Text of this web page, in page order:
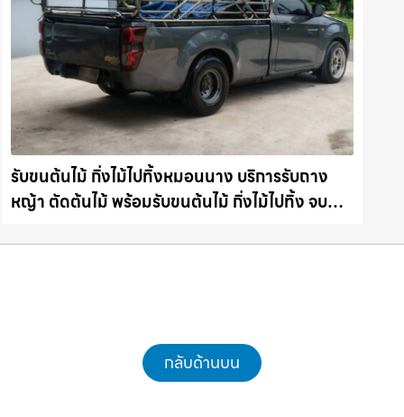
รับขนต้นไม้ กิ่งไม้ไปทิ้งหมอนนาง บริการรับถาง
หญ้า ตัดต้นไม้ พร้อมรับขนต้นไม้ กิ่งไม้ไปทิ้ง จบ
กลับด้านบน